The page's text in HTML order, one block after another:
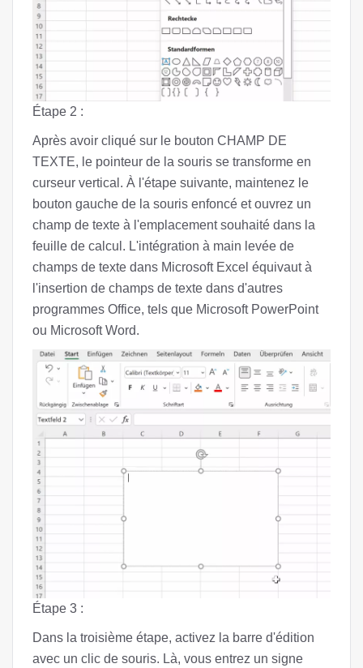
Étape 2 :
Après avoir cliqué sur le bouton CHAMP DE
TEXTE, le pointeur de la souris se transforme en
curseur vertical. À l'étape suivante, maintenez le
bouton gauche de la souris enfoncé et ouvrez un
champ de texte à l'emplacement souhaité dans la
feuille de calcul. L'intégration à main levée de
champs de texte dans Microsoft Excel équivaut à
l'insertion de champs de texte dans d'autres
programmes Office, tels que Microsoft PowerPoint
ou Microsoft Word.
Étape 3 :
Dans la troisième étape, activez la barre d'édition
avec un clic de souris. Là, vous entrez un signe